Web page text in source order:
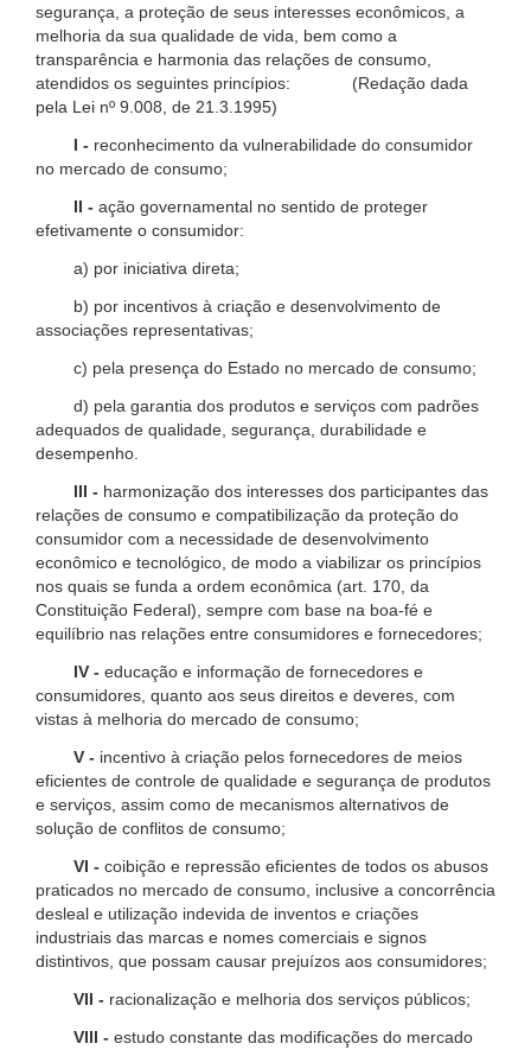
segurança, a proteção de seus interesses econômicos, a
melhoria da sua qualidade de vida, bem como a
transparência e harmonia das relações de consumo,
atendidos os seguintes princípios: (Redação dada
pela Lei nº 9.008, de 21.3.1995)
I - reconhecimento da vulnerabilidade do consumidor
no mercado de consumo;
II - ação governamental no sentido de proteger
efetivamente o consumidor:
a) por iniciativa direta;
b) por incentivos à criação e desenvolvimento de
associações representativas;
c) pela presença do Estado no mercado de consumo;
d) pela garantia dos produtos e serviços com padrões
adequados de qualidade, segurança, durabilidade e
desempenho.
III - harmonização dos interesses dos participantes das
relações de consumo e compatibilização da proteção do
consumidor com a necessidade de desenvolvimento
econômico e tecnológico, de modo a viabilizar os princípios
nos quais se funda a ordem econômica (art. 170, da
Constituição Federal), sempre com base na boa-fé e
equilíbrio nas relações entre consumidores e fornecedores;
IV - educação e informação de fornecedores e
consumidores, quanto aos seus direitos e deveres, com
vistas à melhoria do mercado de consumo;
V - incentivo à criação pelos fornecedores de meios
eficientes de controle de qualidade e segurança de produtos
e serviços, assim como de mecanismos alternativos de
solução de conflitos de consumo;
VI - coibição e repressão eficientes de todos os abusos
praticados no mercado de consumo, inclusive a concorrência
desleal e utilização indevida de inventos e criações
industriais das marcas e nomes comerciais e signos
distintivos, que possam causar prejuízos aos consumidores;
VII - racionalização e melhoria dos serviços públicos;
VIII - estudo constante das modificações do mercado